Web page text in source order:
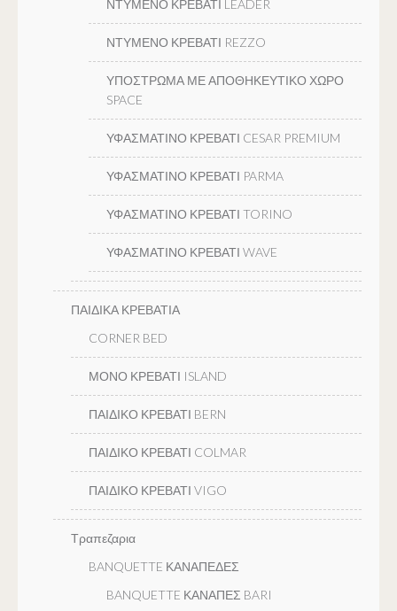
ΝΤΥΜΕΝΟ ΚΡΕΒΑΤΙ LEADER
ΝΤΥΜΕΝΟ ΚΡΕΒΑΤΙ REZZO
ΥΠΟΣΤΡΩΜΑ ΜΕ ΑΠΟΘΗΚΕΥΤΙΚΟ ΧΩΡΟ
SPACE
ΥΦΑΣΜΑΤΙΝΟ ΚΡΕΒΑΤΙ CESAR PREMIUM
ΥΦΑΣΜΑΤΙΝΟ ΚΡΕΒΑΤΙ PARMA
ΥΦΑΣΜΑΤΙΝΟ ΚΡΕΒΑΤΙ TORINO
ΥΦΑΣΜΑΤΙΝΟ ΚΡΕΒΑΤΙ WAVE
ΠΑΙΔΙΚΑ ΚΡΕΒΑΤΙΑ
CORNER BED
ΜΟΝΟ ΚΡΕΒΑΤΙ ISLAND
ΠΑΙΔΙΚΟ ΚΡΕΒΑΤΙ BERN
ΠΑΙΔΙΚΟ ΚΡΕΒΑΤΙ COLMAR
ΠΑΙΔΙΚΟ ΚΡΕΒΑΤΙ VIGO
Τραπεζαρια
BANQUETTE ΚΑΝΑΠΕΔΕΣ
BANQUETTE ΚΑΝΑΠΕΣ BARI